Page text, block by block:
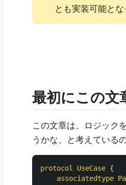
とも実装可能とな
最初にこの文
この文章は、ロジック
うかな、と考えている
protocol UseCase {
associatedtype